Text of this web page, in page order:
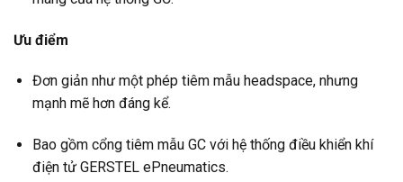
Ưu điểm
Đơn giản như một phép tiêm mẫu headspace, nhưng
mạnh mẽ hơn đáng kể.
Bao gồm cổng tiêm mẫu GC với hệ thống điều khiển khí
điện tử GERSTEL ePneumatics.